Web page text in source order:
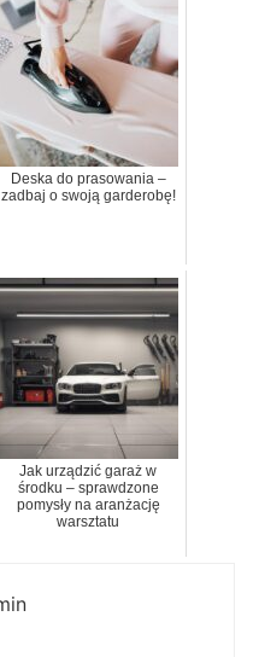
Deska do prasowania –
zadbaj o swoją garderobę!
Jak urządzić garaż w
środku – sprawdzone
pomysły na aranżację
warsztatu